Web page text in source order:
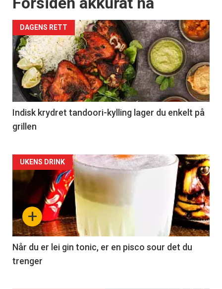
DAGENS RETT
Indisk krydret tandoori-kylling lager du enkelt på
grillen
Forsiden
akkurat
nå
-
2
+
UKENS DRINK
Når du er lei gin tonic, er en pisco sour det du
trenger